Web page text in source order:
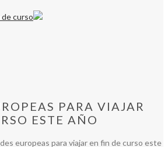
PARA VIAJAR
ESTE AÑO
europeas para viajar en fin de curso este